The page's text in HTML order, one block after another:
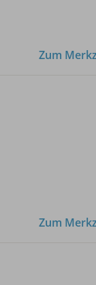
Zum
Zum